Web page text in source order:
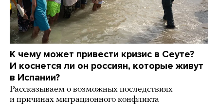
К чему может привести кризис в Сеуте?
И коснется ли он россиян, которые живут
в Испании?
Рассказываем о возможных последствиях
и причинах миграционного конфликта